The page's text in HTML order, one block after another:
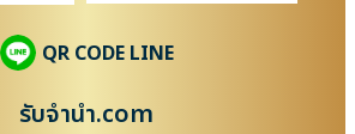
QR CODE LINE
รับจํานํา.com